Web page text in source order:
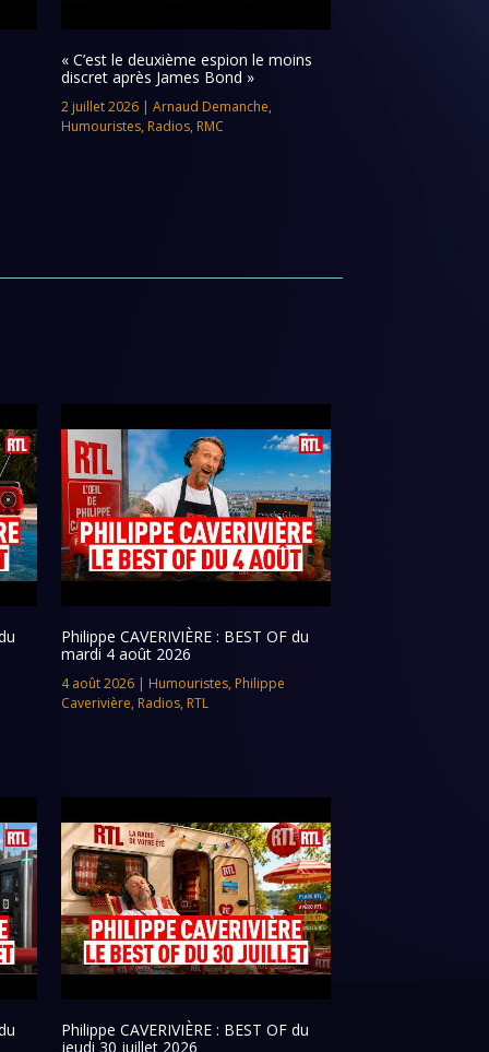
« C’est le deuxième espion le moins
discret après James Bond »
2 juillet 2026| Arnaud Demanche,
Humouristes, Radios, RMC
Philippe CAVERIVIÈRE : BEST OF du
mardi 4 août 2026
4 août 2026| Humouristes, Philippe
Caverivière, Radios, RTL
Philippe CAVERIVIÈRE : BEST OF du
jeudi 30 juillet 2026